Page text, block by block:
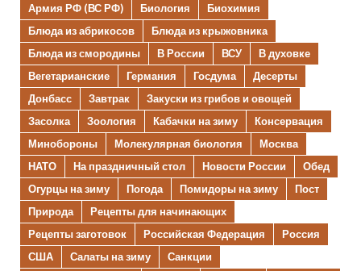
Армия РФ (ВС РФ) Биология
Биохимия
Блюда из абрикосов
Блюда из крыжовника
Блюда из смородины
В России ВСУ
В духовке
Вегетарианские
Германия Госдума
Десерты
Донбасс
Завтрак
Закуски из грибов и овощей
Засолка
Зоология Кабачки на зиму
Консервация
Минобороны
Молекулярная биология
Москва
НАТО
На праздничный стол Новости России
Обед
Огурцы на зиму
Погода Помидоры на зиму
Пост
Природа
Рецепты для начинающих
Рецепты заготовок
Российская Федерация
Россия
США
Салаты на зиму
Санкции